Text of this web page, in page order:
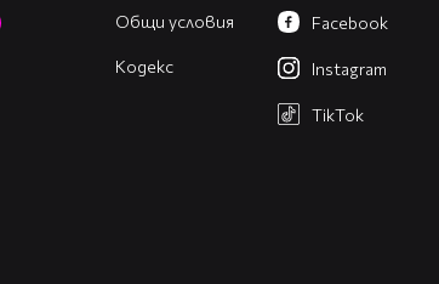
Общи условия
Кодекс
Facebook
Instagram
TikTok